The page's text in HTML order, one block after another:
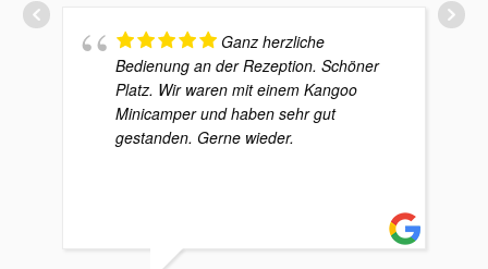
Ganz herzliche
Bedienung an der Rezeption. Schöner
Platz. Wir waren mit einem Kangoo
Minicamper und haben sehr gut
gestanden. Gerne wieder.